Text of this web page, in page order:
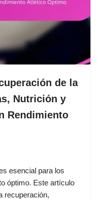
de la
Nutrición y
Rendimiento
esencial para los
óptimo. Este artículo
recuperación,